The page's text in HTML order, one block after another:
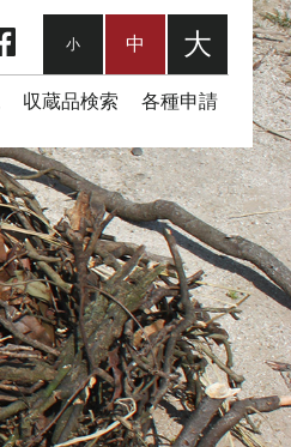
収蔵品検索 各種申請
小 中 大